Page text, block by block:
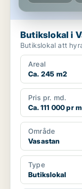
Butikslokal i
Butikslokal att
Areal
Ca. 245 m2
Pris pr. md.
Ca. 111 000 pr
Område
Vasastan
Type
Butikslokal